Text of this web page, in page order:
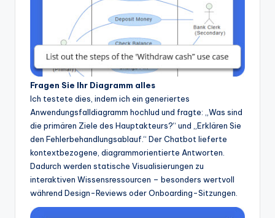
Fragen Sie Ihr Diagramm alles
Ich testete dies, indem ich ein generiertes
Anwendungsfalldiagramm hochlud und fragte: „Was sind
die primären Ziele des Hauptakteurs?“ und „Erklären Sie
den Fehlerbehandlungsablauf.“ Der Chatbot lieferte
kontextbezogene, diagrammorientierte Antworten.
Dadurch werden statische Visualisierungen zu
interaktiven Wissensressourcen – besonders wertvoll
während Design-Reviews oder Onboarding-Sitzungen.